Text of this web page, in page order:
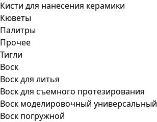
Кисти для нанесения керамики
Кюветы
Палитры
Прочее
Тигли
Воск
Воск для литья
Воск для съемного протезирования
Воск моделировочный универсальный
Воск погружной